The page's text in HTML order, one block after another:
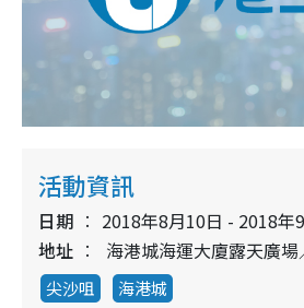
活動資訊
日期
2018年8月10日 - 2018年
地址
海港城海運大廈露天廣
尖沙咀 海港城